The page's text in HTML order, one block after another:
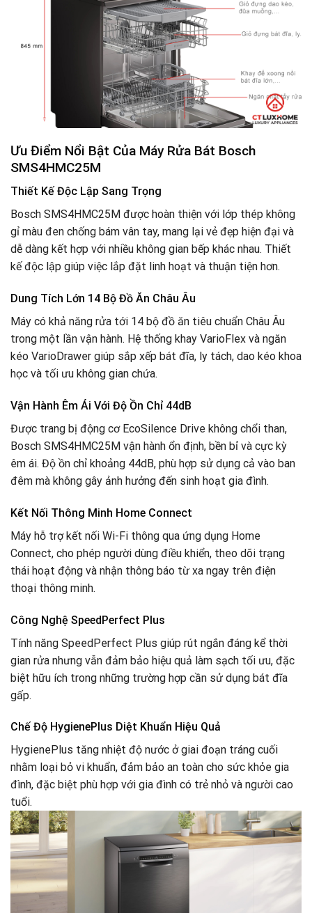
Ưu Điểm Nổi Bật Của Máy Rửa Bát Bosch
SMS4HMC25M
Thiết Kế Độc Lập Sang Trọng
Bosch SMS4HMC25M được hoàn thiện với lớp thép không
gỉ màu đen chống bám vân tay, mang lại vẻ đẹp hiện đại và
dễ dàng kết hợp với nhiều không gian bếp khác nhau. Thiết
kế độc lập giúp việc lắp đặt linh hoạt và thuận tiện hơn.
Dung Tích Lớn 14 Bộ Đồ Ăn Châu Âu
Máy có khả năng rửa tới 14 bộ đồ ăn tiêu chuẩn Châu Âu
trong một lần vận hành. Hệ thống khay VarioFlex và ngăn
kéo VarioDrawer giúp sắp xếp bát đĩa, ly tách, dao kéo khoa
học và tối ưu không gian chứa.
Vận Hành Êm Ái Với Độ Ồn Chỉ 44dB
Được trang bị động cơ EcoSilence Drive không chổi than,
Bosch SMS4HMC25M vận hành ổn định, bền bỉ và cực kỳ
êm ái. Độ ồn chỉ khoảng 44dB, phù hợp sử dụng cả vào ban
đêm mà không gây ảnh hưởng đến sinh hoạt gia đình.
Kết Nối Thông Minh Home Connect
Máy hỗ trợ kết nối Wi-Fi thông qua ứng dụng Home
Connect, cho phép người dùng điều khiển, theo dõi trạng
thái hoạt động và nhận thông báo từ xa ngay trên điện
thoại thông minh.
Công Nghệ SpeedPerfect Plus
Tính năng SpeedPerfect Plus giúp rút ngắn đáng kể thời
gian rửa nhưng vẫn đảm bảo hiệu quả làm sạch tối ưu, đặc
biệt hữu ích trong những trường hợp cần sử dụng bát đĩa
gấp.
Chế Độ HygienePlus Diệt Khuẩn Hiệu Quả
HygienePlus tăng nhiệt độ nước ở giai đoạn tráng cuối
nhằm loại bỏ vi khuẩn, đảm bảo an toàn cho sức khỏe gia
đình, đặc biệt phù hợp với gia đình có trẻ nhỏ và người cao
tuổi.